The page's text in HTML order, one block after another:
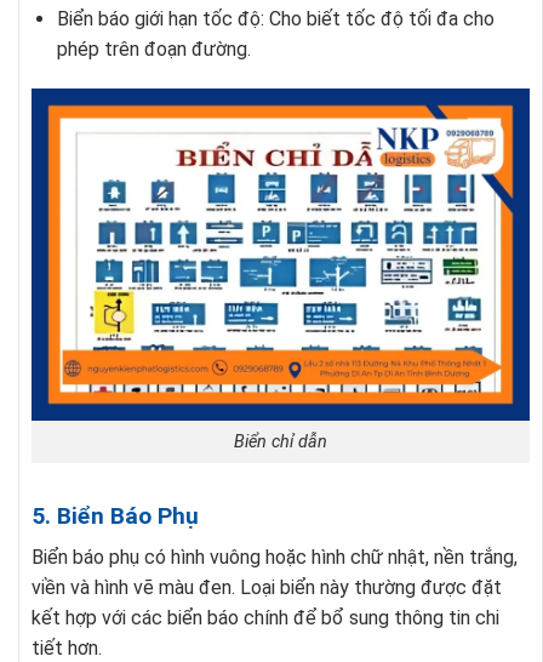
Biển báo giới hạn tốc độ: Cho biết tốc độ tối đa cho
phép trên đoạn đường.
Biển chỉ dẫn
5. Biển Báo Phụ
Biển báo phụ có hình vuông hoặc hình chữ nhật, nền trắng,
viền và hình vẽ màu đen. Loại biển này thường được đặt
kết hợp với các biển báo chính để bổ sung thông tin chi
tiết hơn.